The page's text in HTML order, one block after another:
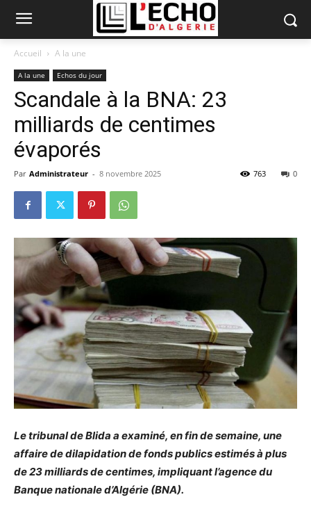
Accueil A la une
A la une Echos du jour
Scandale à la BNA: 23
milliards de centimes
évaporés
Par Administrateur - 8 novembre 2025 0
763
Le tribunal de Blida a examiné, en fin de semaine, une
affaire de dilapidation de fonds publics estimés à plus
de 23 milliards de centimes, impliquant l’agence du
Banque nationale d’Algérie (BNA).